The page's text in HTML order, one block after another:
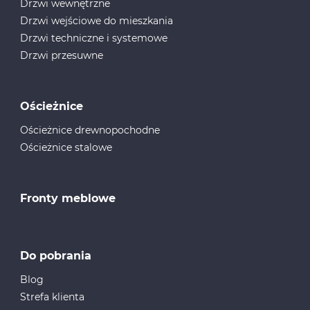
Drzwi wewnętrzne
Drzwi wejściowe do mieszkania
Drzwi techniczne i systemowe
Drzwi przesuwne
Ościeżnice
Ościeżnice drewnopochodne
Ościeżnice stalowe
Fronty meblowe
Do pobrania
Blog
Strefa klienta